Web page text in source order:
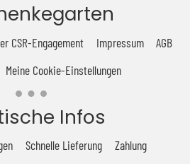
CSR-Engagement Impressum
AGB
Meine Cookie-Einstellungen
Infos
Schnelle Lieferung
Zahlung